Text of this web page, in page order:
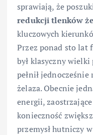
sprawiają, że
redukcji tlenków
kluczowych
Przez ponad sto lat
był klasyczny
pełnił
żelaza. Obecnie
energii,
konieczność
przemysł hutniczy